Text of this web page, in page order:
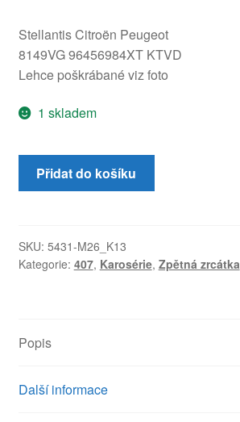
Stellantis Citroën Peugeot
8149VG 96456984XT KTVD
Lehce poškrábané viz foto
1 skladem
Levé
Zpětné
Peugeot
407
Přidat do košíku
SKU: 5431-M26_K13
Kategorie: 407, Karosérie, Zpětná zrcátka
Popis
Další informace